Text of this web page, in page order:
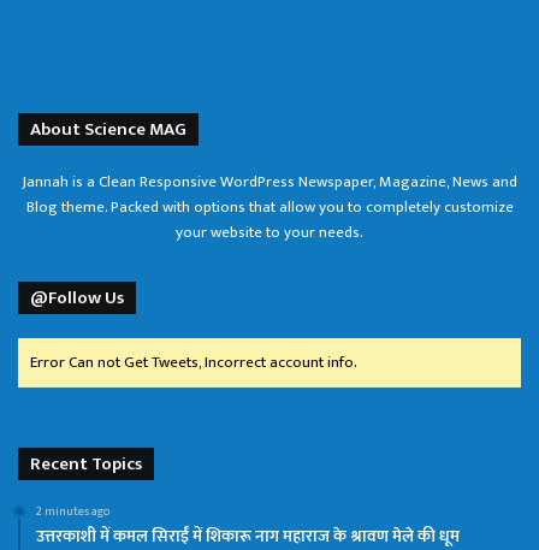
About Science MAG
Jannah is a Clean Responsive WordPress Newspaper, Magazine, News and
Blog theme. Packed with options that allow you to completely customize
your website to your needs.
@Follow Us
Error Can not Get Tweets, Incorrect account info.
Recent Topics
2 minutes ago
उत्तरकाशी में कमल सिराईं में शिकारू नाग महाराज के श्रावण मेले की धूम